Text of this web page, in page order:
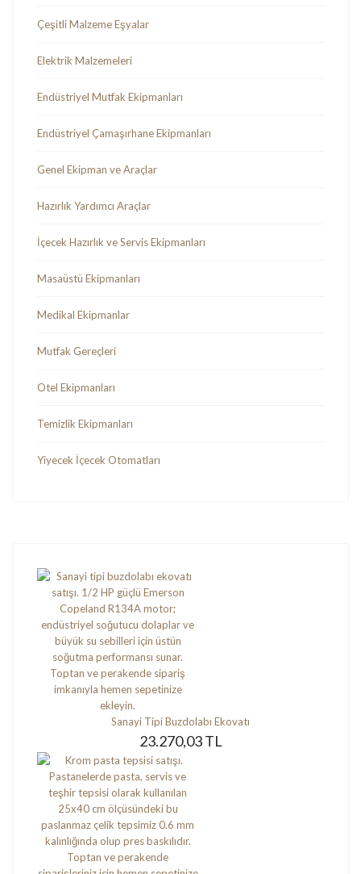
Çeşitli Malzeme Eşyalar
Elektrik Malzemeleri
Endüstriyel Mutfak Ekipmanları
Endüstriyel Çamaşırhane Ekipmanları
Genel Ekipman ve Araçlar
Hazırlık Yardımcı Araçlar
İçecek Hazırlık ve Servis Ekipmanları
Masaüstü Ekipmanları
Medikal Ekipmanlar
Mutfak Gereçleri
Otel Ekipmanları
Temizlik Ekipmanları
Yiyecek İçecek Otomatları
Sanayi Tipi Buzdolabı Ekovatı
23.270,03 TL